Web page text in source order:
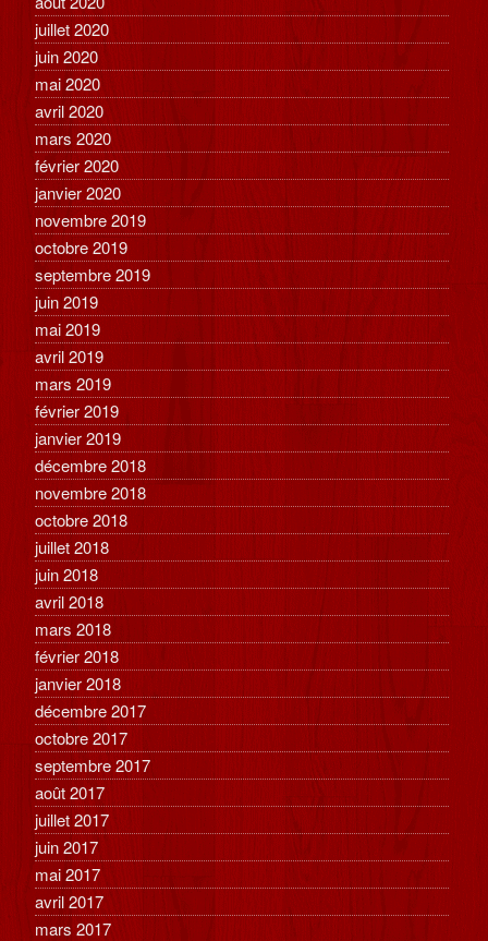
juillet 2020
juin 2020
mai 2020
avril 2020
mars 2020
février 2020
janvier 2020
novembre 2019
octobre 2019
septembre 2019
juin 2019
mai 2019
avril 2019
mars 2019
février 2019
janvier 2019
décembre 2018
novembre 2018
octobre 2018
juillet 2018
juin 2018
avril 2018
mars 2018
février 2018
janvier 2018
décembre 2017
octobre 2017
septembre 2017
août 2017
juillet 2017
juin 2017
mai 2017
avril 2017
mars 2017